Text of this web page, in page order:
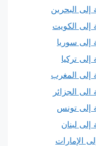
البحرين
الكويت
إلى سوريا
تركيا
إلى المغرب
الجزائر
إلى تونس
لبنان
الإمارات